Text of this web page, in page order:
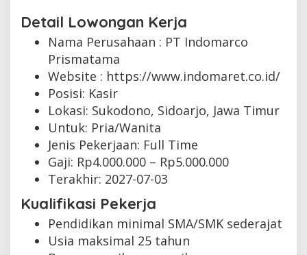
Detail Lowongan Kerja
Nama Perusahaan : PT Indomarco
Prismatama
Website : https://www.indomaret.co.id/
Posisi: Kasir
Lokasi: Sukodono, Sidoarjo, Jawa Timur
Untuk: Pria/Wanita
Jenis Pekerjaan: Full Time
Gaji: Rp4.000.000 – Rp5.000.000
Terakhir: 2027-07-03
Kualifikasi Pekerja
Pendidikan minimal SMA/SMK sederajat
Usia maksimal 25 tahun